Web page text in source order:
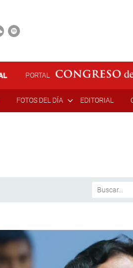
PORTAL
FOTOS DEL DÍA EDITORIAL